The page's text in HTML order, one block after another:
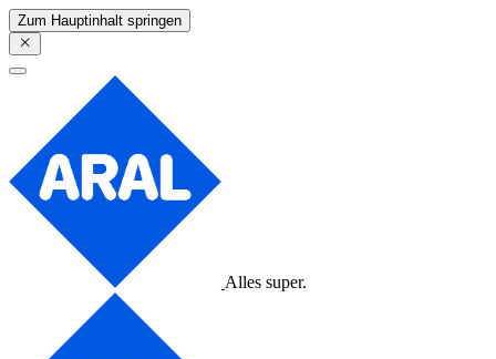
Zum Hauptinhalt springen
Alles super.